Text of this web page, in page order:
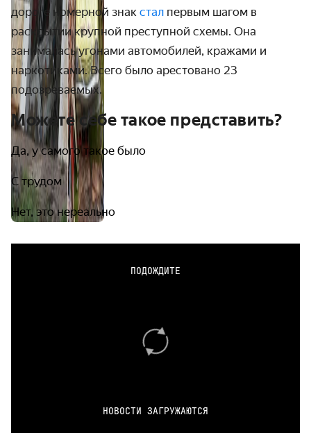
дороге номерной знак стал первым шагом в
раскрытии крупной преступной схемы. Она
занималась угонами автомобилей, кражами и
наркотиками. Всего было арестовано 23
подозреваемых.
Можете себе такое представить?
Да, у самого такое было
С трудом
Нет, это нереально
ПОДОЖДИТЕ
НОВОСТИ ЗАГРУЖАЮТСЯ